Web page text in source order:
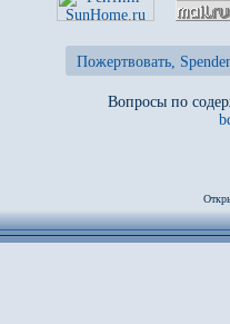
Пожертвовать,
Вопросы по